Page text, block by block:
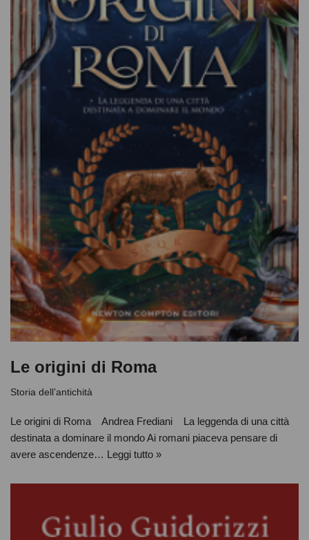
Le origini di Roma
Storia dell’antichità
Le origini di Roma Andrea Frediani La leggenda di una città
destinata a dominare il mondo Ai romani piaceva pensare di
avere ascendenze… Leggi tutto »